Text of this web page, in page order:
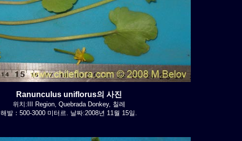
Ranunculus uniflorus의 사진
위치:III Region, Quebrada Donkey, 칠레
해발：500-3000 미터르. 날짜:2008년 11월 15일.